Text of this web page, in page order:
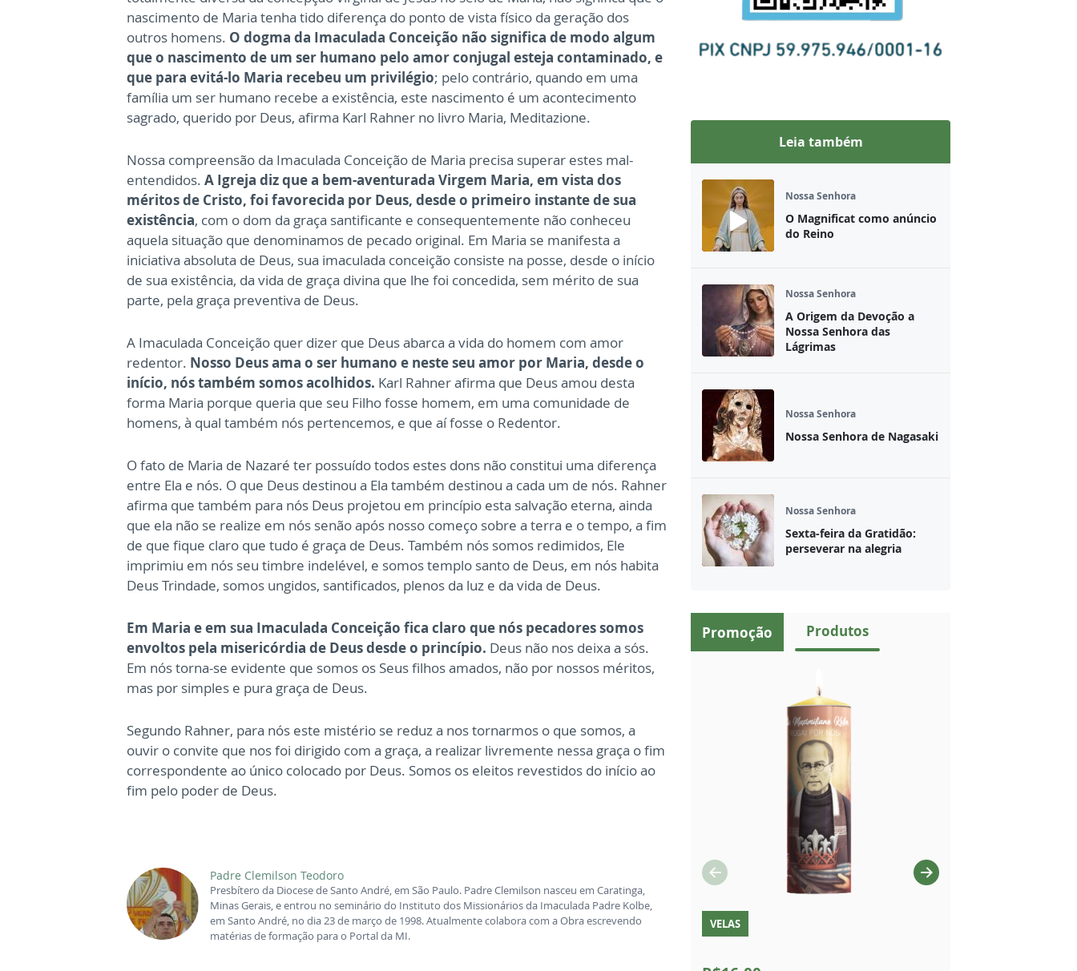
nascimento de Maria tenha tido diferença do ponto de vista físico da geração dos
outros homens. O dogma da Imaculada Conceição não significa de modo algum
que o nascimento de um ser humano pelo amor conjugal esteja contaminado, e
que para evitá-lo Maria recebeu um privilégio; pelo contrário, quando em uma
família um ser humano recebe a existência, este nascimento é um acontecimento
sagrado, querido por Deus, afirma Karl Rahner no livro Maria, Meditazione.
Nossa compreensão da Imaculada Conceição de Maria precisa superar estes mal-
entendidos. A Igreja diz que a bem-aventurada Virgem Maria, em vista dos
méritos de Cristo, foi favorecida por Deus, desde o primeiro instante de sua
existência, com o dom da graça santificante e consequentemente não conheceu
aquela situação que denominamos de pecado original. Em Maria se manifesta a
iniciativa absoluta de Deus, sua imaculada conceição consiste na posse, desde o início
de sua existência, da vida de graça divina que lhe foi concedida, sem mérito de sua
parte, pela graça preventiva de Deus.
A Imaculada Conceição quer dizer que Deus abarca a vida do homem com amor
redentor. Nosso Deus ama o ser humano e neste seu amor por Maria, desde o
início, nós também somos acolhidos. Karl Rahner afirma que Deus amou desta
forma Maria porque queria que seu Filho fosse homem, em uma comunidade de
homens, à qual também nós pertencemos, e que aí fosse o Redentor.
O fato de Maria de Nazaré ter possuído todos estes dons não constitui uma diferença
entre Ela e nós. O que Deus destinou a Ela também destinou a cada um de nós. Rahner
afirma que também para nós Deus projetou em princípio esta salvação eterna, ainda
que ela não se realize em nós senão após nosso começo sobre a terra e o tempo, a fim
de que fique claro que tudo é graça de Deus. Também nós somos redimidos, Ele
imprimiu em nós seu timbre indelével, e somos templo santo de Deus, em nós habita
Deus Trindade, somos ungidos, santificados, plenos da luz e da vida de Deus.
Em Maria e em sua Imaculada Conceição fica claro que nós pecadores somos
envoltos pela misericórdia de Deus desde o princípio. Deus não nos deixa a sós.
Em nós torna-se evidente que somos os Seus filhos amados, não por nossos méritos,
mas por simples e pura graça de Deus.
Segundo Rahner, para nós este mistério se reduz a nos tornarmos o que somos, a
ouvir o convite que nos foi dirigido com a graça, a realizar livremente nessa graça o fim
correspondente ao único colocado por Deus. Somos os eleitos revestidos do início ao
fim pelo poder de Deus.
Padre Clemilson Teodoro
Presbítero da Diocese de Santo André, em São Paulo. Padre Clemilson nasceu em Caratinga,
Minas Gerais, e entrou no seminário do Instituto dos Missionários da Imaculada Padre Kolbe,
em Santo André, no dia 23 de março de 1998. Atualmente colabora com a Obra escrevendo
matérias de formação para o Portal da MI.
Promoção Produtos
VELAS
Leia também
Nossa Senhora
O Magnificat como anúncio
do Reino
Nossa Senhora
A Origem da Devoção a
Nossa Senhora das
Lágrimas
Nossa Senhora
Nossa Senhora de Nagasaki
Nossa Senhora
Sexta-feira da Gratidão:
perseverar na alegria